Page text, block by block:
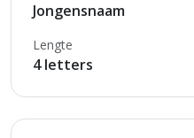
Jongensnaam
Lengte
4 letters